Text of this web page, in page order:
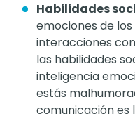
Habilidades
emociones de
interacciones
las habilidades
inteligencia
estás
comunicación es